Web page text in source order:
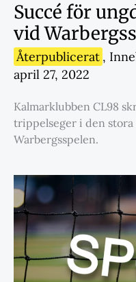
Succé för
vid
Återpublicerat ,
april 27, 2022
Kalmarklubben CL98
trippelseger i den
Warbergsspelen.